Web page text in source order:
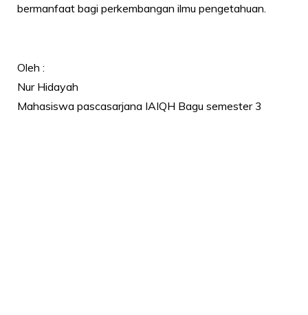
bermanfaat bagi perkembangan ilmu pengetahuan.
Oleh :
Nur Hidayah
Mahasiswa pascasarjana IAIQH Bagu semester 3